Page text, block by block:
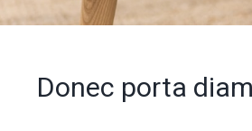
Donec porta